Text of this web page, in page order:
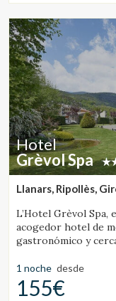
Hotel
Grèvol Spa
Llanars, Ripollès,
L’Hotel Grèvol Spa,
acogedor hotel de
gastronómico y
1 noche desde
155€